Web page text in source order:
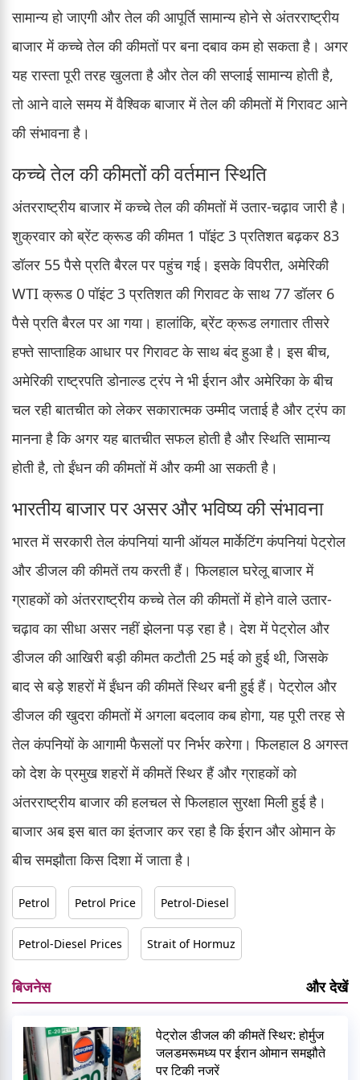
सामान्य हो जाएगी और तेल की आपूर्ति सामान्य होने से अंतरराष्ट्रीय
बाजार में कच्चे तेल की कीमतों पर बना दबाव कम हो सकता है। अगर
यह रास्ता पूरी तरह खुलता है और तेल की सप्लाई सामान्य होती है,
तो आने वाले समय में वैश्विक बाजार में तेल की कीमतों में गिरावट आने
की संभावना है।
कच्चे तेल की कीमतों की वर्तमान स्थिति
अंतरराष्ट्रीय बाजार में कच्चे तेल की कीमतों में उतार-चढ़ाव जारी है।
शुक्रवार को ब्रेंट क्रूड की कीमत 1 पॉइंट 3 प्रतिशत बढ़कर 83
डॉलर 55 पैसे प्रति बैरल पर पहुंच गई। इसके विपरीत, अमेरिकी
WTI क्रूड 0 पॉइंट 3 प्रतिशत की गिरावट के साथ 77 डॉलर 6
पैसे प्रति बैरल पर आ गया। हालांकि, ब्रेंट क्रूड लगातार तीसरे
हफ्ते साप्ताहिक आधार पर गिरावट के साथ बंद हुआ है। इस बीच,
अमेरिकी राष्ट्रपति डोनाल्ड ट्रंप ने भी ईरान और अमेरिका के बीच
चल रही बातचीत को लेकर सकारात्मक उम्मीद जताई है और ट्रंप का
मानना है कि अगर यह बातचीत सफल होती है और स्थिति सामान्य
होती है, तो ईंधन की कीमतों में और कमी आ सकती है।
भारतीय बाजार पर असर और भविष्य की संभावना
भारत में सरकारी तेल कंपनियां यानी ऑयल मार्केटिंग कंपनियां पेट्रोल
और डीजल की कीमतें तय करती हैं। फिलहाल घरेलू बाजार में
ग्राहकों को अंतरराष्ट्रीय कच्चे तेल की कीमतों में होने वाले उतार-
चढ़ाव का सीधा असर नहीं झेलना पड़ रहा है। देश में पेट्रोल और
डीजल की आखिरी बड़ी कीमत कटौती 25 मई को हुई थी, जिसके
बाद से बड़े शहरों में ईंधन की कीमतें स्थिर बनी हुई हैं। पेट्रोल और
डीजल की खुदरा कीमतों में अगला बदलाव कब होगा, यह पूरी तरह से
तेल कंपनियों के आगामी फैसलों पर निर्भर करेगा। फिलहाल 8 अगस्त
को देश के प्रमुख शहरों में कीमतें स्थिर हैं और ग्राहकों को
अंतरराष्ट्रीय बाजार की हलचल से फिलहाल सुरक्षा मिली हुई है।
बाजार अब इस बात का इंतजार कर रहा है कि ईरान और ओमान के
बीच समझौता किस दिशा में जाता है।
Petrol Petrol Price Petrol-Diesel
Petrol-Diesel Prices Strait of Hormuz
बिजनेस और देखें
पेट्रोल डीजल की कीमतें स्थिर: होर्मुज
जलडमरूमध्य पर ईरान ओमान समझौते
पर टिकी नजरें